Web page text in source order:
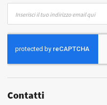
nostra
Newsletter:
Contatti